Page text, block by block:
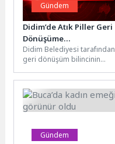
Gündem
Didim’de Atık Piller Geri
Dönüşüme
Kazandırılıyor
Didim Belediyesi tarafından
geri dönüşüm bilincinin
ilçe genelindeki birçok
noktaya atık pil kutuları...
Gündem